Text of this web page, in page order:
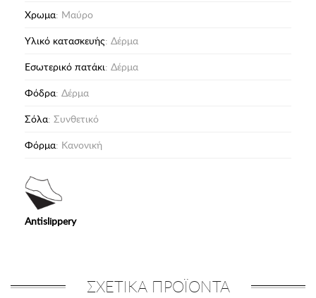
Χρωμα: Μαύρο
Υλικό κατασκευής: Δέρμα
Eσωτερικό πατάκι: Δέρμα
Φόδρα: Δέρμα
Σόλα: Συνθετικό
Φόρμα: Κανονική
Antislippery
ΣΧΕΤΙΚΑ ΠΡΟΪΟΝΤΑ